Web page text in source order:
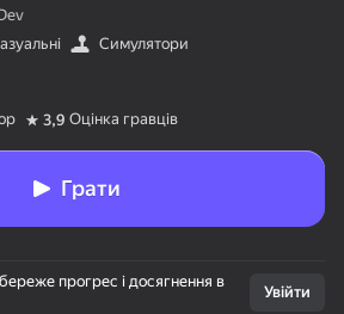
Симулятори
3,9 Оцінка гравців
Грати
прогрес і досягнення в
Увійти